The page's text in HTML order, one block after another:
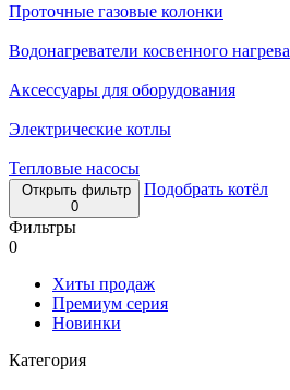
Проточные газовые колонки
Водонагреватели косвенного нагрева
Аксессуары для оборудования
Электрические котлы
Тепловые насосы
Открыть фильтр
0
Подобрать котёл
Фильтры
0
Хиты продаж
Премиум серия
Новинки
Категория